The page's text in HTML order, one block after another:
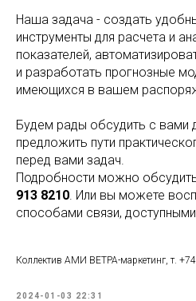
Наша задача - создать
инструменты для расчета и
показателей,
и разработать прогнозные
имеющихся в вашем
Будем рады обсудить с вами
предложить пути
перед вами задач.
Подробности можно
913 8210. Или вы можете
способами связи,
Коллектив АМИ ВЕТРА-маркетинг, т.
2024-01-03 22:31